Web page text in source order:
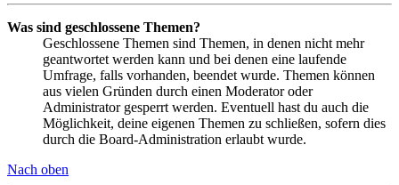
Was sind geschlossene Themen?
Geschlossene Themen sind Themen, in denen nicht mehr
geantwortet werden kann und bei denen eine laufende
Umfrage, falls vorhanden, beendet wurde. Themen können
aus vielen Gründen durch einen Moderator oder
Administrator gesperrt werden. Eventuell hast du auch die
Möglichkeit, deine eigenen Themen zu schließen, sofern dies
durch die Board-Administration erlaubt wurde.
Nach oben